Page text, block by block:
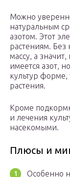
Можно
натуральным
азотом. Этот
растениям. Без
массу, а
имеется азот,
культур форме,
растения.
Кроме
и лечения
насекомыми.
Плюсы и
Особенно